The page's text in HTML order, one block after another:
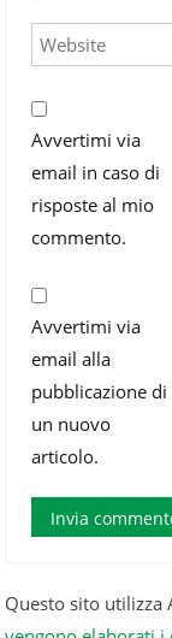
Avvertimi via
email in caso di
risposte al mio
commento.
Avvertimi via
email alla
pubblicazione di
un nuovo
articolo.
Questo sito